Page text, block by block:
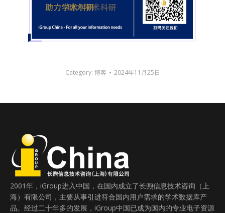
Category: 博客 2024年11月25日
2001年，iGroup进入中国，在国内成立了长煦信息技术咨询（上
海）有限公司，主要从事引进符合国内用户需求的学术数据库产
品。经过二十年多的发展，iGroup中国已成为国内的专业电子资源